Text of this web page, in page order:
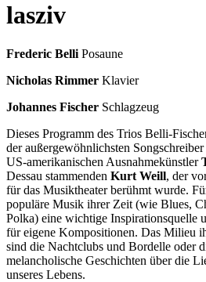
lasziv
Frederic Belli Posaune
Nicholas Rimmer Klavier
Johannes Fischer Schlagzeug
Dieses Programm des Trios Belli-
der außergewöhnlichsten
US-amerikanischen Ausnahmekünstler
Dessau stammenden Kurt Weill, der
für das Musiktheater berühmt wurde.
populäre Musik ihrer Zeit (wie Blues,
Polka) eine wichtige Inspirationsquelle
für eigene Kompositionen. Das Milieu
sind die Nachtclubs und Bordelle oder
melancholische Geschichten über die
unseres Lebens.